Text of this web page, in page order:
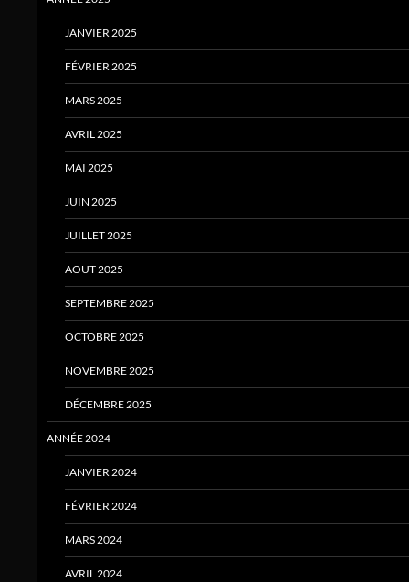
JANVIER 2025
FÉVRIER 2025
MARS 2025
AVRIL 2025
MAI 2025
JUIN 2025
JUILLET 2025
AOUT 2025
SEPTEMBRE 2025
OCTOBRE 2025
NOVEMBRE 2025
DÉCEMBRE 2025
ANNÉE 2024
JANVIER 2024
FÉVRIER 2024
MARS 2024
AVRIL 2024